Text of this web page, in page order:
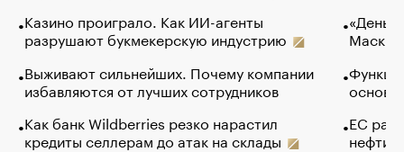
Казино проиграло. Как ИИ-агенты
разрушают букмекерскую индустрию
Выживают сильнейших. Почему компании
избавляются от лучших сотрудников
Как банк Wildberries резко нарастил
кредиты селлерам до атак на склады
Маск в
основ
ЕС
нефти